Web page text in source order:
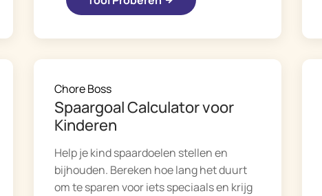
Chore Boss
Spaargoal Calculator voor
Kinderen
Help je kind spaardoelen stellen en
bijhouden. Bereken hoe lang het duurt
om te sparen voor iets speciaals en krijg